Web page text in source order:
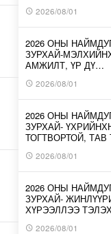
2026/08/01
2026 ОНЫ
ЗУРХАЙ-
АМЖИЛТ, ҮР ДҮ…
2026/08/01
2026 ОНЫ
ЗУРХАЙ-
ТОГТВОРТОЙ, ТАВ
2026/08/01
2026 ОНЫ
ЗУРХАЙ-
ХҮРЭЭЛЛЭЭ
2026/08/01